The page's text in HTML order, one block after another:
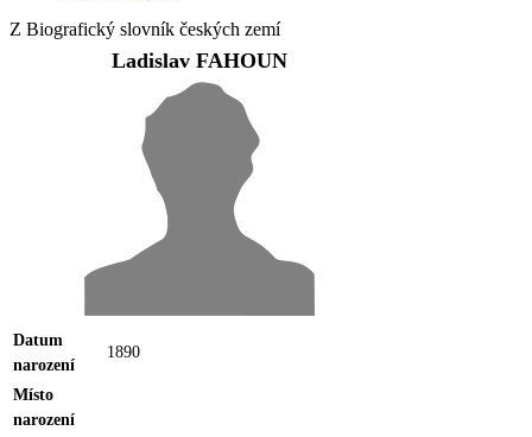
Z Biografický slovník českých zemí
Ladislav FAHOUN
Datum
narození
1890
Místo
narození